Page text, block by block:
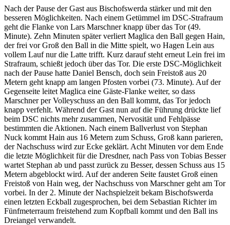
Nach der Pause der Gast aus Bischofswerda stärker und mit den
besseren Möglichkeiten. Nach einem Getümmel im DSC-Strafraum
geht die Flanke von Lars Marschner knapp über das Tor (49.
Minute). Zehn Minuten später verliert Maglica den Ball gegen Hain,
der frei vor Groß den Ball in die Mitte spielt, wo Hagen Lein aus
vollem Lauf nur die Latte trifft. Kurz darauf steht erneut Lein frei im
Strafraum, schießt jedoch über das Tor. Die erste DSC-Möglichkeit
nach der Pause hatte Daniel Bensch, doch sein Freistoß aus 20
Metern geht knapp am langen Pfosten vorbei (73. Minute). Auf der
Gegenseite leitet Maglica eine Gäste-Flanke weiter, so dass
Marschner per Volleyschuss an den Ball kommt, das Tor jedoch
knapp verfehlt. Während der Gast nun auf die Führung drückte lief
beim DSC nichts mehr zusammen, Nervosität und Fehlpässe
bestimmten die Aktionen. Nach einem Ballverlust von Stephan
Nuck kommt Hain aus 16 Metern zum Schuss, Groß kann parieren,
der Nachschuss wird zur Ecke geklärt. Acht Minuten vor dem Ende
die letzte Möglichkeit für die Dresdner, nach Pass von Tobias Besser
wartet Stephan ab und passt zurück zu Besser, dessen Schuss aus 15
Metern abgeblockt wird. Auf der anderen Seite faustet Groß einen
Freistoß von Hain weg, der Nachschuss von Marschner geht am Tor
vorbei. In der 2. Minute der Nachspielzeit bekam Bischofswerda
einen letzten Eckball zugesprochen, bei dem Sebastian Richter im
Fünfmeterraum freistehend zum Kopfball kommt und den Ball ins
Dreiangel verwandelt.